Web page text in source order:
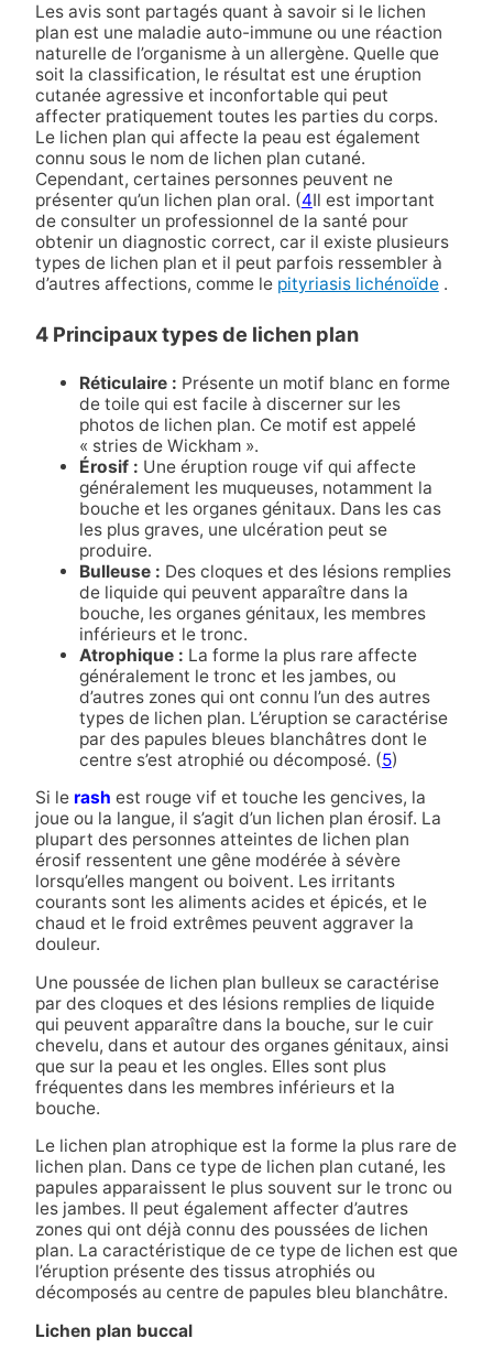
Les avis sont partagés quant à savoir si le lichen
plan est une maladie auto-immune ou une réaction
naturelle de l’organisme à un allergène. Quelle que
soit la classification, le résultat est une éruption
cutanée agressive et inconfortable qui peut
affecter pratiquement toutes les parties du corps.
Le lichen plan qui affecte la peau est également
connu sous le nom de lichen plan cutané.
Cependant, certaines personnes peuvent ne
présenter qu’un lichen plan oral. (4Il est important
de consulter un professionnel de la santé pour
obtenir un diagnostic correct, car il existe plusieurs
types de lichen plan et il peut parfois ressembler à
d’autres affections, comme le pityriasis lichénoïde .
4 Principaux types de lichen plan
Réticulaire : Présente un motif blanc en forme
de toile qui est facile à discerner sur les
photos de lichen plan. Ce motif est appelé
« stries de Wickham ».
Érosif : Une éruption rouge vif qui affecte
généralement les muqueuses, notamment la
bouche et les organes génitaux. Dans les cas
les plus graves, une ulcération peut se
produire.
Bulleuse : Des cloques et des lésions remplies
de liquide qui peuvent apparaître dans la
bouche, les organes génitaux, les membres
inférieurs et le tronc.
Atrophique : La forme la plus rare affecte
généralement le tronc et les jambes, ou
d’autres zones qui ont connu l’un des autres
types de lichen plan. L’éruption se caractérise
par des papules bleues blanchâtres dont le
centre s’est atrophié ou décomposé. (5)
Si le rash est rouge vif et touche les gencives, la
joue ou la langue, il s’agit d’un lichen plan érosif. La
plupart des personnes atteintes de lichen plan
érosif ressentent une gêne modérée à sévère
lorsqu’elles mangent ou boivent. Les irritants
courants sont les aliments acides et épicés, et le
chaud et le froid extrêmes peuvent aggraver la
douleur.
Une poussée de lichen plan bulleux se caractérise
par des cloques et des lésions remplies de liquide
qui peuvent apparaître dans la bouche, sur le cuir
chevelu, dans et autour des organes génitaux, ainsi
que sur la peau et les ongles. Elles sont plus
fréquentes dans les membres inférieurs et la
bouche.
Le lichen plan atrophique est la forme la plus rare de
lichen plan. Dans ce type de lichen plan cutané, les
papules apparaissent le plus souvent sur le tronc ou
les jambes. Il peut également affecter d’autres
zones qui ont déjà connu des poussées de lichen
plan. La caractéristique de ce type de lichen est que
l’éruption présente des tissus atrophiés ou
décomposés au centre de papules bleu blanchâtre.
Lichen plan buccal